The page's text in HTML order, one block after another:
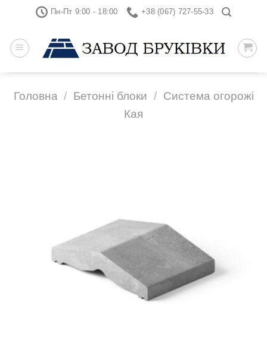
content
Пн-Пт 9:00 - 18:00 +38 (067) 727-55-33
Головна / Бетонні блоки / Система огорожі
Кая